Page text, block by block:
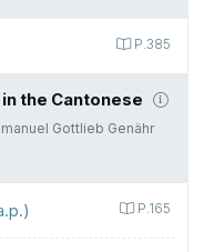
P.385
the Cantonese
Gottlieb Genähr
P.165